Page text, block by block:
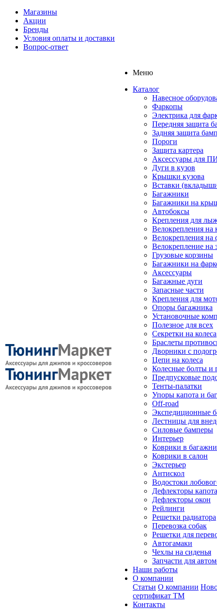
Магазины
Акции
Бренды
Условия оплаты и доставки
Вопрос-ответ
Меню
Каталог
Навесное
Фаркопы
Электрика для
Передняя защита
Задняя защита
Пороги
Защита картера
Аксессуары для
Дуги в кузов
Крышки кузова
Вставки
Багажники
Багажники на
Автобоксы
Крепления для
Велокрепления
Велокрепления на
Велокрепление на
Грузовые корзины
Багажники на
Аксессуары
Багажные дуги
Запасные части
Крепления для
Опоры багажника
Установочные
Полезное для всех
Секретки на колеса
Браслеты
Дворники с
Цепи на колеса
Колесные болты и
Предпусковые
Тенты-палатки
Упоры капота и
Off-road
Экспедиционные
Лестницы для
Силовые бамперы
Интерьер
Коврики в
Коврики в салон
Экстерьер
Антискол
Водостоки
Дефлекторы капота
Дефлекторы окон
Рейлинги
Решетки радиатора
Перевозка собак
Решетки для
Автогамаки
Чехлы на сиденья
Запчасти для
Наши работы
О компании
Статьи О компании
сертификат ТМ
Контакты